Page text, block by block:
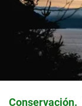
Conservación